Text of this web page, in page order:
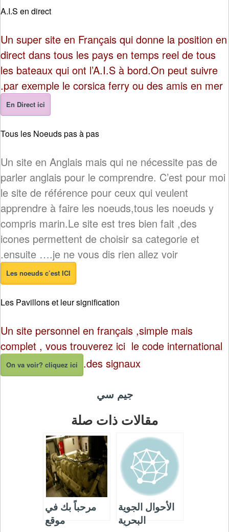
A.I.S en direct
Un super site en Français qui donne la position en
direct dans tous les pays en temps reel de tous
les bateaux qui ont l’A.I.S à bord.On peut suivre
par exemple le corsica ferry ou des amis en mer.
En Direct ici
Tous les Noeuds pas à pas
Un site en Anglais mais qui ne nécessite pas de
parler anglais pour le comprendre. C’est pour moi
le site de référence pour ceux qui veulent
apprendre à faire les noeuds,tous les noeuds y
compris marin.Le site est tres bien fait ,des
icones permettent de choisir sa categorie et
ensuite ….je ne vous dis rien allez voir.
Les noeuds c’est ICI
Les Pavillons et leur signification
Un site personnel en français ,simple mais
complet , vous trouverez ici le code international
des signaux.
On va voir? cliquez ici
جيم سي
مقالات ذات صلة
الأحوال الجوية
البحرية
مرحباً بك في
موقع